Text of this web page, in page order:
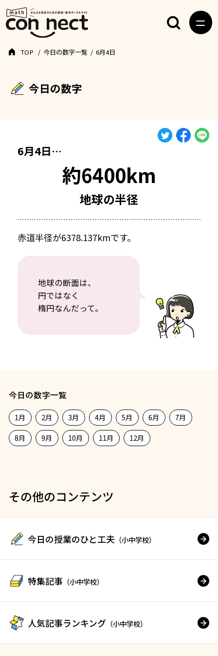
今日の数字
TOP 今日の数字一覧 6月4日
6月4日…
約6400km
地球の半径
赤道半径が6378.137kmです。
地球の断面は、
円ではなく
楕円なんだって。
今日の数字一覧
1月 2月 3月 4月 5月 6月
7月
8月
9月 10月 11月 12月
その他のコンテンツ
今日の授業のひと工夫 （小中学校）
特集記事 （小中学校）
人気記事ランキング （小中学校）